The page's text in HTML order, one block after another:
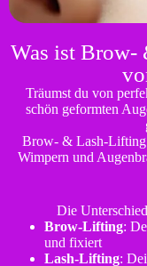
Was ist Brow-
Träumst du von
schön geformten
Brow- & Lash-Lifting
Wimpern und
Die
Brow-Lifting:
und fixiert
Lash-Lifting: